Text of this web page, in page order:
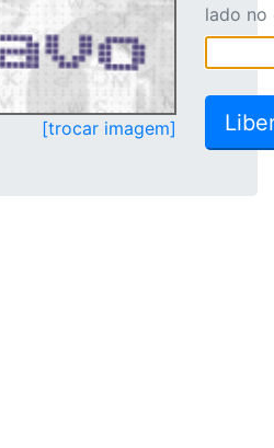
[trocar imagem]
lado no